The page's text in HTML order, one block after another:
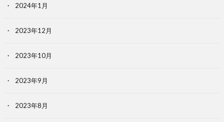
2024年1月
2023年12月
2023年10月
2023年9月
2023年8月